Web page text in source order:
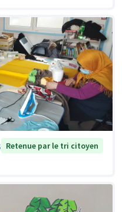
Retenue par le tri citoyen